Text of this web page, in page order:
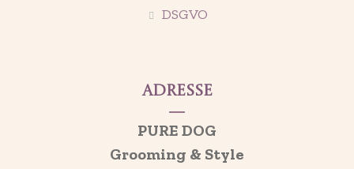
DSGVO
Adresse
PURE DOG
Grooming & Style